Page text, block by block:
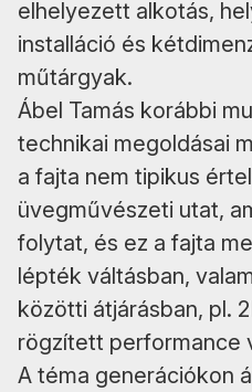
elhelyezett alkotás,
installáció és
műtárgyak.
Ábel Tamás korábbi
technikai megoldásai
a fajta nem tipikus
üvegművészeti utat,
folytat, és ez a fajta
lépték váltásban,
közötti átjárásban, pl.
rögzített performance
A téma generációkon